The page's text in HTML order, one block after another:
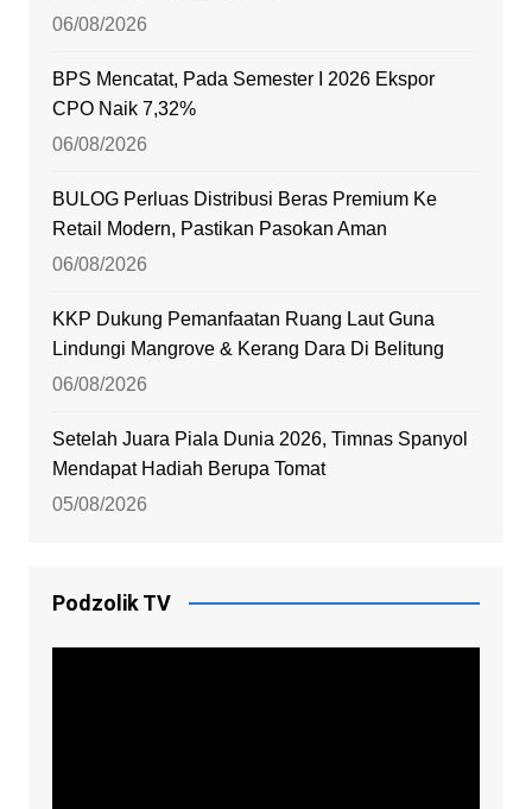
06/08/2026
BPS Mencatat, Pada Semester I 2026 Ekspor
CPO Naik 7,32%
06/08/2026
BULOG Perluas Distribusi Beras Premium Ke
Retail Modern, Pastikan Pasokan Aman
06/08/2026
KKP Dukung Pemanfaatan Ruang Laut Guna
Lindungi Mangrove & Kerang Dara Di Belitung
06/08/2026
Setelah Juara Piala Dunia 2026, Timnas Spanyol
Mendapat Hadiah Berupa Tomat
05/08/2026
Podzolik TV